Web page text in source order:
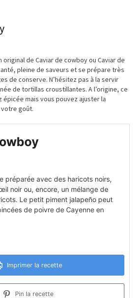
original de Caviar de cowboyou Caviar de
pleine de saveurs et se prépare très
de conserve. N’hésitez pas à la servir
de tortillas croustillantes. A l’origine, ce
épicée mais vous pouvez ajuster la
goût.
préparée avec des haricots noirs,
noir ou, encore, un mélange de
Le petit piment jalapeño peut
de poivre de Cayenne en
Imprimer la recette
Pin la recette